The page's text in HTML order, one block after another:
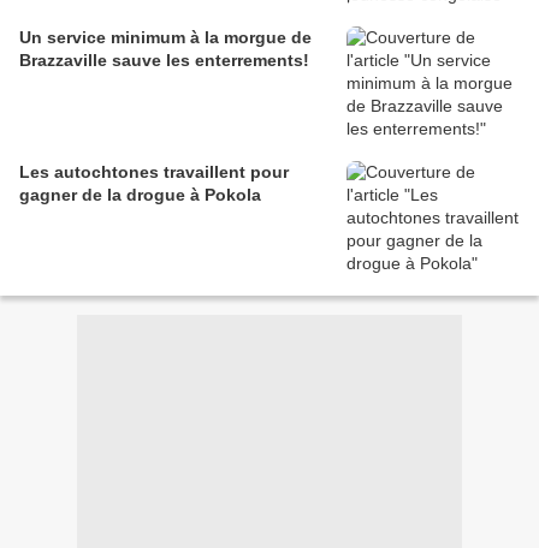
Un service minimum à la morgue de
Brazzaville sauve les enterrements!
Les autochtones travaillent pour
gagner de la drogue à Pokola